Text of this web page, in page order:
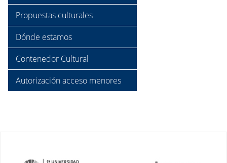
Propuestas culturales
Dónde estamos
Contenedor Cultural
Autorización acceso menores